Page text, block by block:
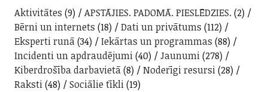
Aktivitātes (9) APSTĀJIES. PADOMĀ. PIESLĒDZIES. (2)
Bērni un internets (18) Dati un privātums (112)
Eksperti runā(34) Iekārtas un programmas (88)
Incidenti un apdraudējumi(40) Jaunumi(278)
Kiberdrošība darbavietā(8) Noderīgi resursi(28)
Raksti(48) Sociālie tīkli(19)